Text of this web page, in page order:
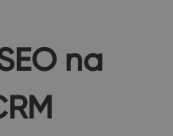
na